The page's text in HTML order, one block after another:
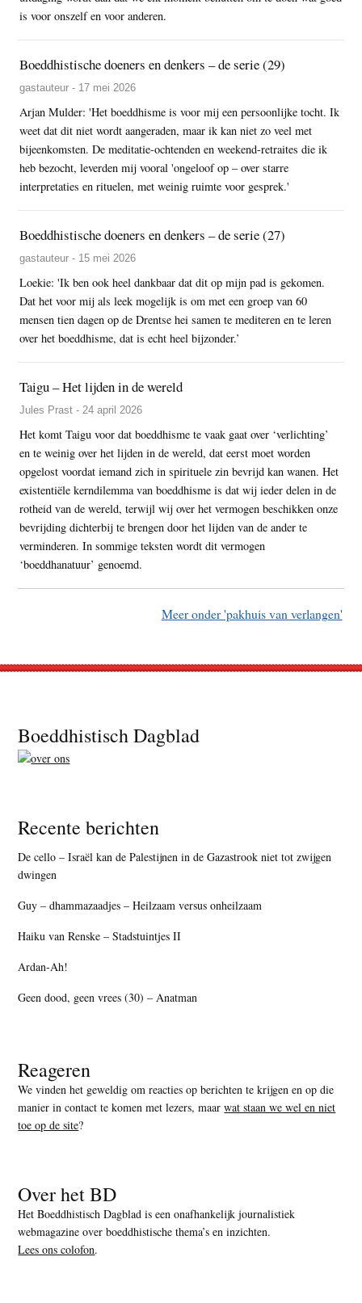
is voor onszelf en voor anderen.
Boeddhistische doeners en denkers – de serie (29)
gastauteur - 17 mei 2026
Arjan Mulder: 'Het boeddhisme is voor mij een persoonlijke tocht. Ik
weet dat dit niet wordt aangeraden, maar ik kan niet zo veel met
bijeenkomsten. De meditatie-ochtenden en weekend-retraites die ik
heb bezocht, leverden mij vooral 'ongeloof op – over starre
interpretaties en rituelen, met weinig ruimte voor gesprek.'
Boeddhistische doeners en denkers – de serie (27)
gastauteur - 15 mei 2026
Loekie: 'Ik ben ook heel dankbaar dat dit op mijn pad is gekomen.
Dat het voor mij als leek mogelijk is om met een groep van 60
mensen tien dagen op de Drentse hei samen te mediteren en te leren
over het boeddhisme, dat is echt heel bijzonder.’
Taigu – Het lijden in de wereld
Jules Prast - 24 april 2026
Het komt Taigu voor dat boeddhisme te vaak gaat over ‘verlichting’
en te weinig over het lijden in de wereld, dat eerst moet worden
opgelost voordat iemand zich in spirituele zin bevrijd kan wanen. Het
existentiële kerndilemma van boeddhisme is dat wij ieder delen in de
rotheid van de wereld, terwijl wij over het vermogen beschikken onze
bevrijding dichterbij te brengen door het lijden van de ander te
verminderen. In sommige teksten wordt dit vermogen
‘boeddhanatuur’ genoemd.
Meer onder 'pakhuis van verlangen'
Footer
Boeddhistisch Dagblad
Recente berichten
De cello – Israël kan de Palestijnen in de Gazastrook niet tot zwijgen
dwingen
Guy – dhammazaadjes – Heilzaam versus onheilzaam
Haiku van Renske – Stadstuintjes II
Ardan-Ah!
Geen dood, geen vrees (30) – Anatman
Reageren
We vinden het geweldig om reacties op berichten te krijgen en op die
manier in contact te komen met lezers, maarwat staan we wel en niet
toe op de site?
Over het BD
Het Boeddhistisch Dagblad is een onafhankelijk journalistiek
webmagazine over boeddhistische thema’s en inzichten.
Lees ons colofon.